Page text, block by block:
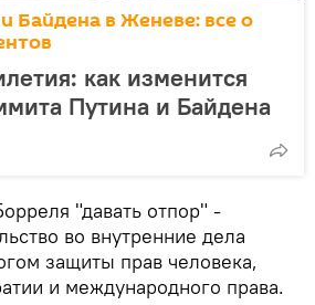
Байдена в Женеве: все о
как изменится
Путина и Байдена
"давать отпор" -
во внутренние дела
защиты прав человека,
и международного права.